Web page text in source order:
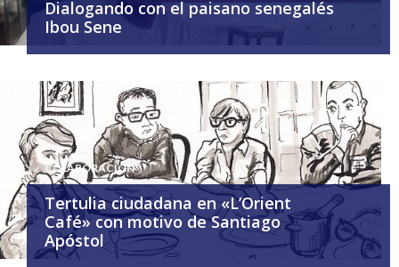
Dialogando con el paisano senegalés
Ibou Sene
COLABORACIÓN
Tertulia ciudadana en «L’Orient
Café» con motivo de Santiago
Apóstol